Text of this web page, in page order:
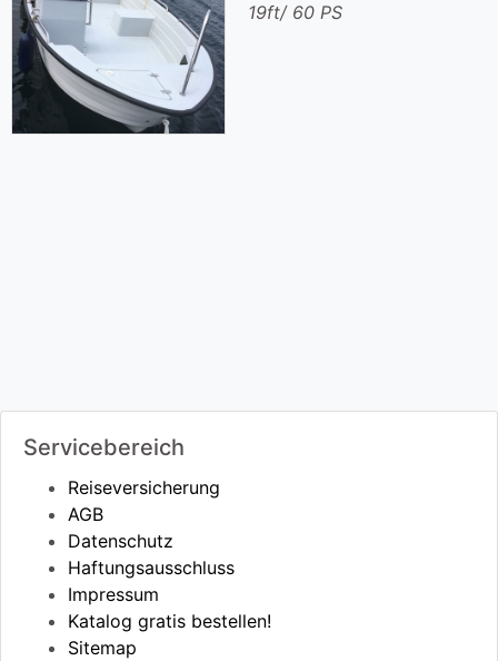
19ft/ 60 PS
Servicebereich
Reiseversicherung
AGB
Datenschutz
Haftungsausschluss
Impressum
Katalog gratis bestellen!
Sitemap